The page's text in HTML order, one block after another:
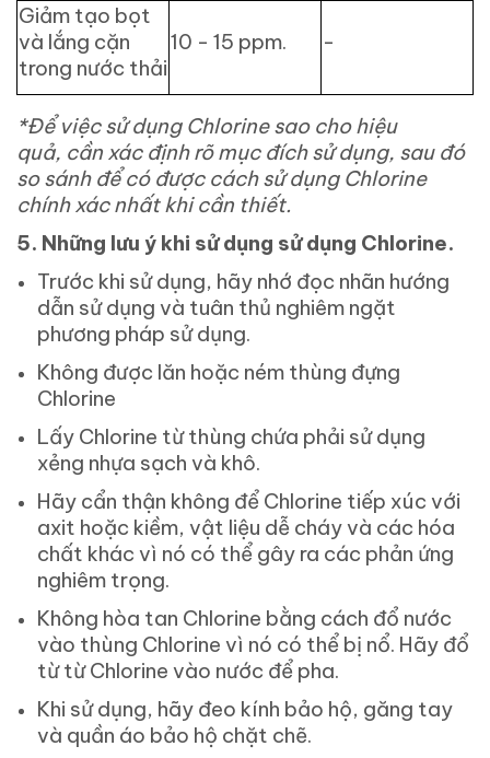
Giảm tạo bọt
và lắng cặn
trong nước thải
10 - 15 ppm. -
*Để việc sử dụng Chlorine sao cho hiệu
quả, cần xác định rõ mục đích sử dụng, sau đó
so sánh để có được cách sử dụng Chlorine
chính xác nhất khi cần thiết.
5. Những lưu ý khi sử dụng sử dụng Chlorine.
Trước khi sử dụng, hãy nhớ đọc nhãn hướng
dẫn sử dụng và tuân thủ nghiêm ngặt
phương pháp sử dụng.
Không được lăn hoặc ném thùng đựng
Chlorine
Lấy Chlorine từ thùng chứa phải sử dụng
xẻng nhựa sạch và khô.
Hãy cẩn thận không để Chlorine tiếp xúc với
axit hoặc kiềm, vật liệu dễ cháy và các hóa
chất khác vì nó có thể gây ra các phản ứng
nghiêm trọng.
Không hòa tan Chlorine bằng cách đổ nước
vào thùng Chlorine vì nó có thể bị nổ. Hãy đổ
từ từ Chlorine vào nước để pha.
Khi sử dụng, hãy đeo kính bảo hộ, găng tay
và quần áo bảo hộ chặt chẽ.